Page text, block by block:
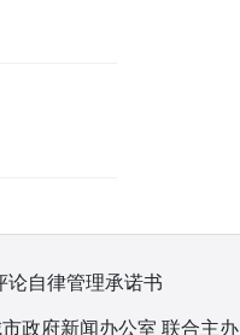
论自律管理承诺书
政府新闻办公室 联合主办